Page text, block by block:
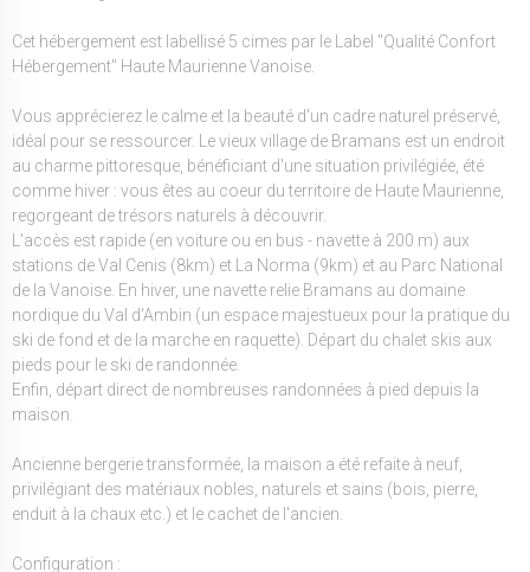
Cet hébergement est labellisé 5 cimes par le Label "Qualité Confort
Hébergement" Haute Maurienne Vanoise.
Vous apprécierez le calme et la beauté d'un cadre naturel préservé,
idéal pour se ressourcer. Le vieux village de Bramans est un endroit
au charme pittoresque, bénéficiant d'une situation privilégiée, été
comme hiver : vous êtes au coeur du territoire de Haute Maurienne,
regorgeant de trésors naturels à découvrir.
L'accès est rapide (en voiture ou en bus - navette à 200 m) aux
stations de Val Cenis (8km) et La Norma (9km) et au Parc National
de la Vanoise. En hiver, une navette relie Bramans au domaine
nordique du Val d'Ambin (un espace majestueux pour la pratique du
ski de fond et de la marche en raquette). Départ du chalet skis aux
pieds pour le ski de randonnée.
Enfin, départ direct de nombreuses randonnées à pied depuis la
maison.
Ancienne bergerie transformée, la maison a été refaite à neuf,
privilégiant des matériaux nobles, naturels et sains (bois, pierre,
enduit à la chaux etc.) et le cachet de l'ancien.
Configuration :